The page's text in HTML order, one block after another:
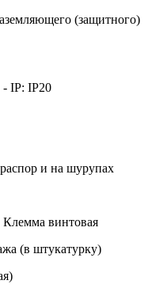
(защитного)
IP: IP20
и на шурупах
винтовая
(в штукатурку)